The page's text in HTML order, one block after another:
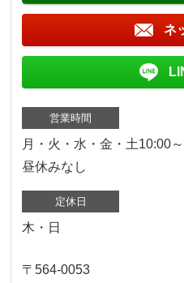
ネ
営業時間
月・火・水・金・土10:00
昼休みなし
定休日
木・日
〒564-0053